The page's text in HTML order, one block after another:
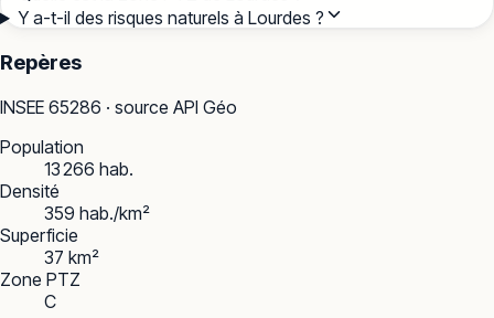
Y a-t-il des risques naturels à Lourdes ?
Repères
INSEE 65286 · source API Géo
Population
13 266 hab.
Densité
359 hab./km²
Superficie
37 km²
Zone PTZ
C